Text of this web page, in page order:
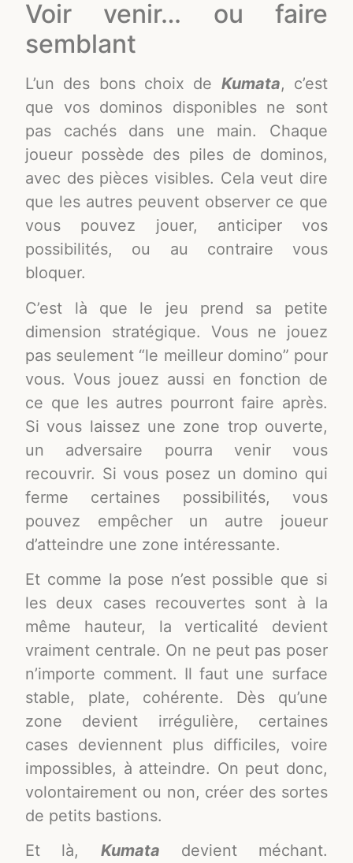
Voir venir… ou faire
semblant
L’un des bons choix de Kumata, c’est
que vos dominos disponibles ne sont
pas cachés dans une main. Chaque
joueur possède des piles de dominos,
avec des pièces visibles. Cela veut dire
que les autres peuvent observer ce que
vous pouvez jouer, anticiper vos
possibilités, ou au contraire vous
bloquer.
C’est là que le jeu prend sa petite
dimension stratégique. Vous ne jouez
pas seulement “le meilleur domino” pour
vous. Vous jouez aussi en fonction de
ce que les autres pourront faire après.
Si vous laissez une zone trop ouverte,
un adversaire pourra venir vous
recouvrir. Si vous posez un domino qui
ferme certaines possibilités, vous
pouvez empêcher un autre joueur
d’atteindre une zone intéressante.
Et comme la pose n’est possible que si
les deux cases recouvertes sont à la
même hauteur, la verticalité devient
vraiment centrale. On ne peut pas poser
n’importe comment. Il faut une surface
stable, plate, cohérente. Dès qu’une
zone devient irrégulière, certaines
cases deviennent plus difficiles, voire
impossibles, à atteindre. On peut donc,
volontairement ou non, créer des sortes
de petits bastions.
Et là, Kumata devient méchant.